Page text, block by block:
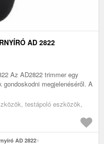
AD 2822
Az AD2822 trimmer egy
megjelenéséről. A
testápoló eszközök,
AD 2822